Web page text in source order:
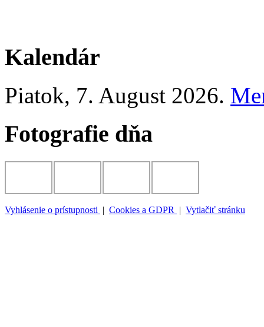
Kalendár
Piatok, 7. August 2026.
Fotografie dňa
Vyhlásenie o prístupnosti | Cookies a GDPR | Vytlačiť stránku